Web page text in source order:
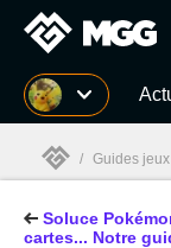
MGG
MGG
/ Guides
Soluce
cartes... Notre